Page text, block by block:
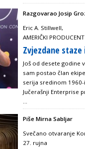
Razgovarao Josip
Eric A. Stillwell,
AMERIČKI
Zvjezdane
Još od desete godine
sam postao član
serija sredinom
Jučerašnji Enterprise
...
Piše Mirna Sabljar
Svečano otvaranje
27. rujna